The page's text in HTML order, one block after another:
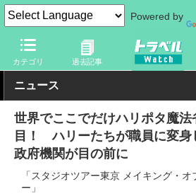
Powered by
カテゴリ 過去記事
トラベル Watch 旅の情報 観光地
ニュース
世界でここでだけハリポタ魔
目！ ハリーたちが職員に変身
政府機関が目の前に
「スタジオツアー東京 メイキング・
ー」